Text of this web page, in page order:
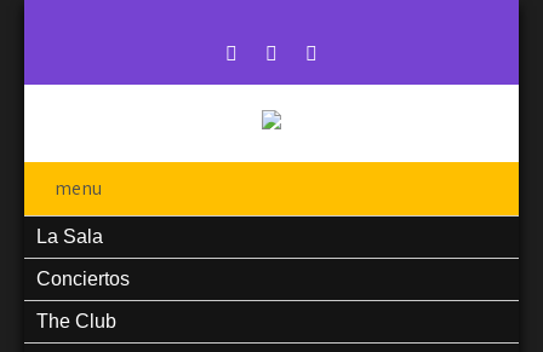
menu
La Sala
Conciertos
The Club